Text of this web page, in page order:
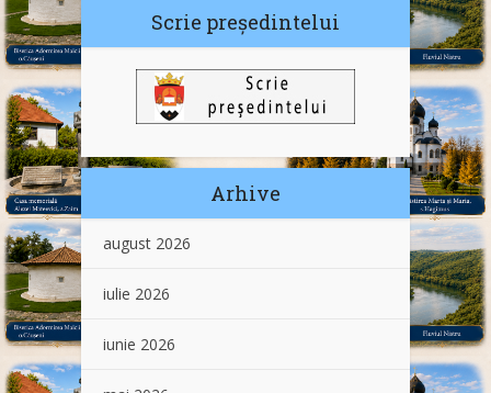
Scrie președintelui
Arhive
august 2026
iulie 2026
iunie 2026